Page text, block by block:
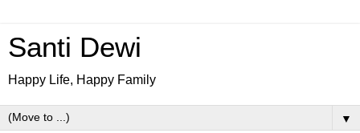
Santi Dewi
Happy Life, Happy Family
▼